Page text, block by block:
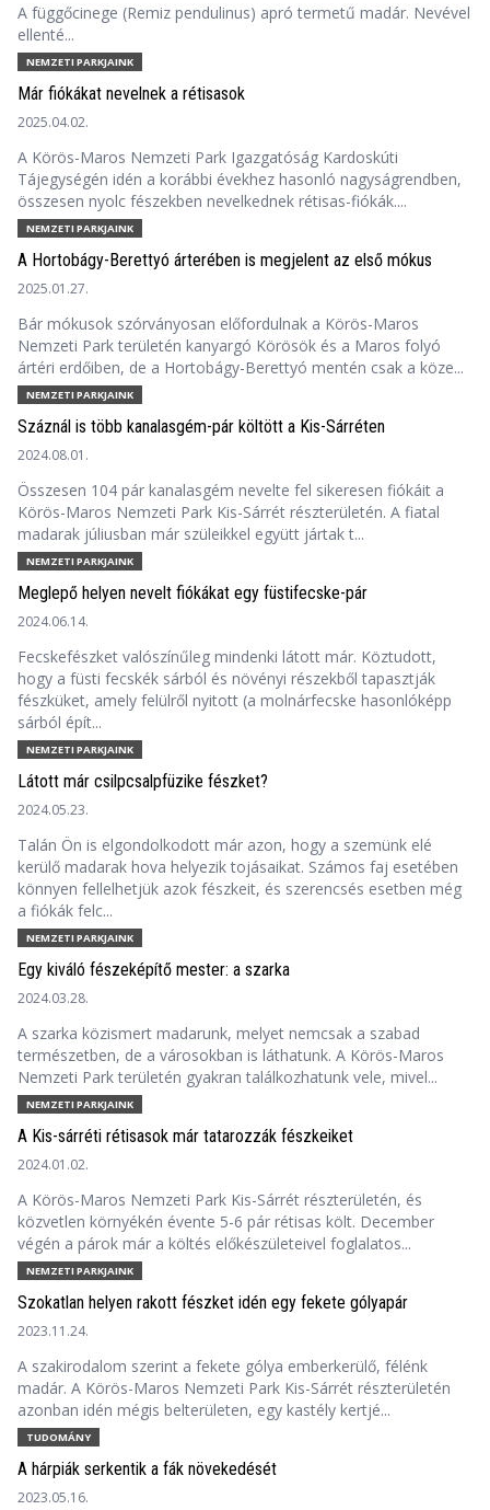
A függőcinege (Remiz pendulinus) apró termetű madár. Nevével
ellenté...
NEMZETI PARKJAINK
Már fiókákat nevelnek a rétisasok
2025.04.02.
A Körös-Maros Nemzeti Park Igazgatóság Kardoskúti
Tájegységén idén a korábbi évekhez hasonló nagyságrendben,
összesen nyolc fészekben nevelkednek rétisas-fiókák....
NEMZETI PARKJAINK
A Hortobágy-Berettyó árterében is megjelent az első mókus
2025.01.27.
Bár mókusok szórványosan előfordulnak a Körös-Maros
Nemzeti Park területén kanyargó Körösök és a Maros folyó
ártéri erdőiben, de a Hortobágy-Berettyó mentén csak a köze...
NEMZETI PARKJAINK
Száznál is több kanalasgém-pár költött a Kis-Sárréten
2024.08.01.
Összesen 104 pár kanalasgém nevelte fel sikeresen fiókáit a
Körös-Maros Nemzeti Park Kis-Sárrét részterületén. A fiatal
madarak júliusban már szüleikkel együtt jártak t...
NEMZETI PARKJAINK
Meglepő helyen nevelt fiókákat egy füstifecske-pár
2024.06.14.
Fecskefészket valószínűleg mindenki látott már. Köztudott,
hogy a füsti fecskék sárból és növényi részekből tapasztják
fészküket, amely felülről nyitott (a molnárfecske hasonlóképp
sárból épít...
NEMZETI PARKJAINK
Látott már csilpcsalpfüzike fészket?
2024.05.23.
Talán Ön is elgondolkodott már azon, hogy a szemünk elé
kerülő madarak hova helyezik tojásaikat. Számos faj esetében
könnyen fellelhetjük azok fészkeit, és szerencsés esetben még
a fiókák felc...
NEMZETI PARKJAINK
Egy kiváló fészeképítő mester: a szarka
2024.03.28.
A szarka közismert madarunk, melyet nemcsak a szabad
természetben, de a városokban is láthatunk. A Körös-Maros
Nemzeti Park területén gyakran találkozhatunk vele, mivel...
NEMZETI PARKJAINK
A Kis-sárréti rétisasok már tatarozzák fészkeiket
2024.01.02.
A Körös-Maros Nemzeti Park Kis-Sárrét részterületén, és
közvetlen környékén évente 5-6 pár rétisas költ. December
végén a párok már a költés előkészületeivel foglalatos...
NEMZETI PARKJAINK
Szokatlan helyen rakott fészket idén egy fekete gólyapár
2023.11.24.
A szakirodalom szerint a fekete gólya emberkerülő, félénk
madár. A Körös-Maros Nemzeti Park Kis-Sárrét részterületén
azonban idén mégis belterületen, egy kastély kertjé...
TUDOMÁNY
A hárpiák serkentik a fák növekedését
2023.05.16.